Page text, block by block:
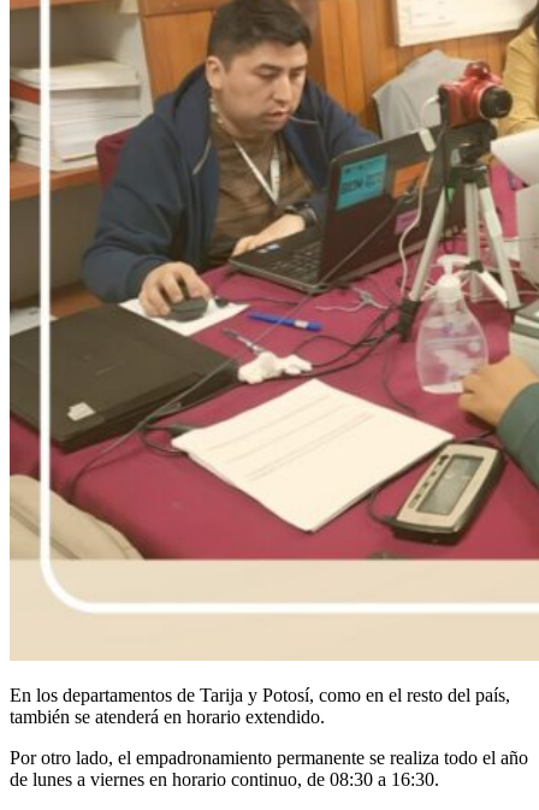
En los departamentos de Tarija y Potosí, como en el resto del país,
también se atenderá en horario extendido.
Por otro lado, el empadronamiento permanente se realiza todo el año
de lunes a viernes en horario continuo, de 08:30 a 16:30.